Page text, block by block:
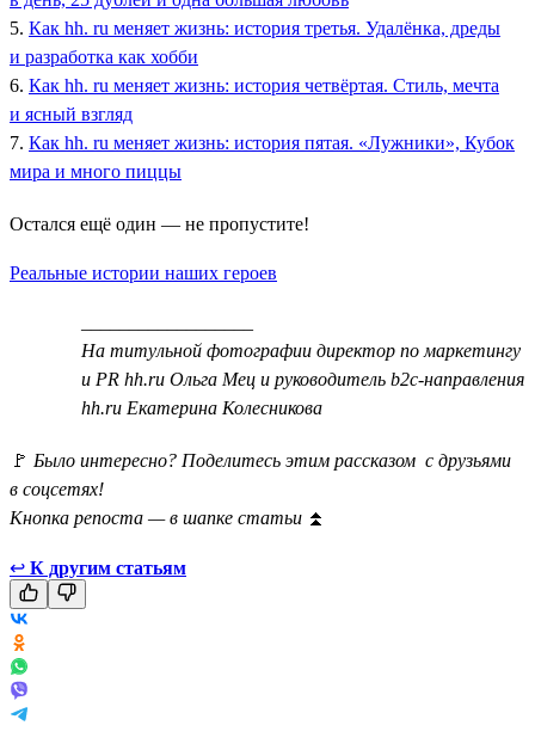
5. Как hh. ru меняет жизнь: история третья. Удалёнка, дреды
и разработка как хобби
6. Как hh. ru меняет жизнь: история четвёртая. Стиль, мечта
и ясный взгляд
7. Как hh. ru меняет жизнь: история пятая. «Лужники», Кубок
мира и много пиццы
Остался ещё один — не пропустите!
Реальные истории наших героев
На титульной фотографии директор по маркетингу
и PR hh.ru Ольга Мец и руководитель b2c-направления
hh.ru Екатерина Колесникова
🚩 Было интересно? Поделитесь этим рассказом с друзьями
в соцсетях!
Кнопка репоста — в шапке статьи ⏫
↩ К другим статьям